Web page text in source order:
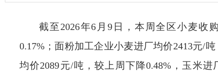
截至2026年6 月9 日， 本周全区小麦收
0.17% ； 面粉加工企业小麦进厂均价2413元/吨
均价2089元/吨 ，较上周下降0.48% ，玉米进